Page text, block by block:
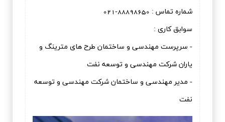
شماره تماس : 88898650-021
سوابق کاری :
- سرپرست مهندسی و ساختمان طرح های مترینگ و
یاران شرکت مهندسی و توسعه نفت
- مدیر مهندسی و ساختمان شرکت مهندسی و توسعه
نفت